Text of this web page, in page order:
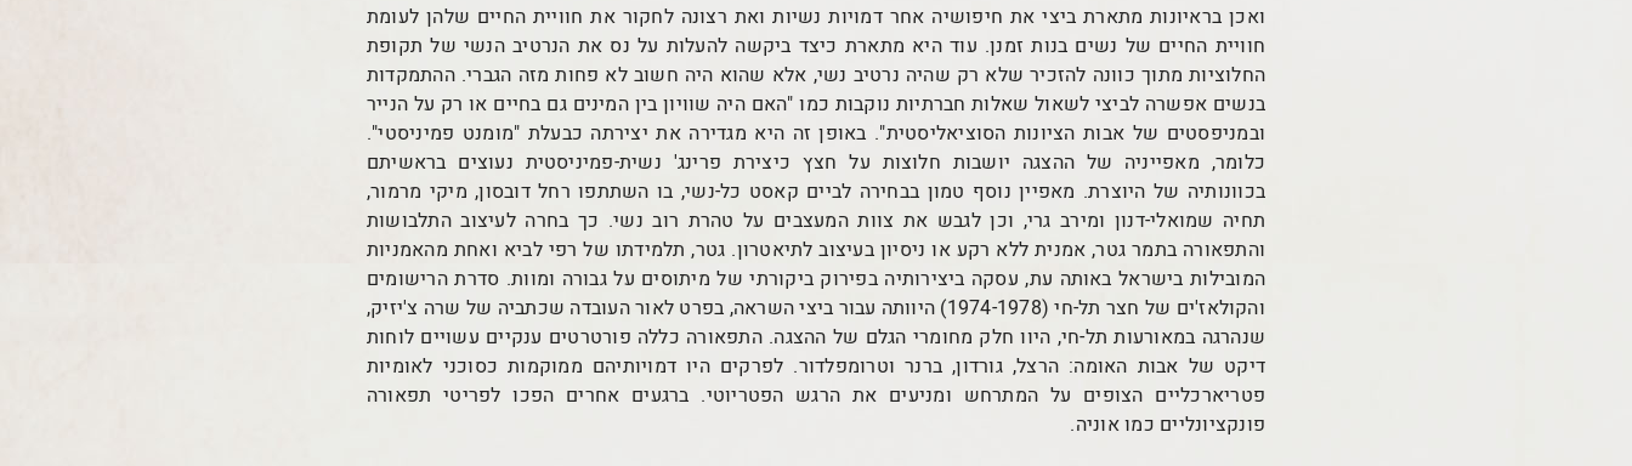
ואכן בראיונות מתארת ביצי את חיפושיה אחר דמויות נשיות ואת רצונה לחקור את חוויית החיים שלהן לעומת
חוויית החיים של נשים בנות זמנן. עוד היא מתארת כיצד ביקשה להעלות על נס את הנרטיב הנשי של תקופת
החלוציות מתוך כוונה להזכיר שלא רק שהיה נרטיב נשי, אלא שהוא היה חשוב לא פחות מזה הגברי. ההתמקדות
בנשים אפשרה לביצי לשאול שאלות חברתיות נוקבות כמו "האם היה שוויון בין המינים גם בחיים או רק על הנייר
ובמניפסטים של אבות הציונות הסוציאליסטית". באופן זה היא מגדירה את יצירתה כבעלת "מומנט פמיניסטי".
כלומר, מאפייניה של ההצגה יושבות חלוצות על חצץ כיצירת פרינג' נשית-פמיניסטית נעוצים בראשיתם
בכוונותיה של היוצרת. מאפיין נוסף טמון בבחירה לביים קאסט כל-נשי, בו השתתפו רחל דובסון, מיקי מרמור,
תחיה שמואלי-דנון ומירב גרי, וכן לגבש את צוות המעצבים על טהרת רוב נשי. כך בחרה לעיצוב התלבושות
והתפאורה בתמר גטר, אמנית ללא רקע או ניסיון בעיצוב לתיאטרון. גטר, תלמידתו של רפי לביא ואחת מהאמניות
המובילות בישראל באותה עת, עסקה ביצירותיה בפירוק ביקורתי של מיתוסים על גבורה ומוות. סדרת הרישומים
והקולאז'ים של חצר תל-חי (1974-1978) היוותה עבור ביצי השראה, בפרט לאור העובדה שכתביה של שרה צ'יזיק,
שנהרגה במאורעות תל-חי, היוו חלק מחומרי הגלם של ההצגה. התפאורה כללה פורטרטים ענקיים עשויים לוחות
דיקט של אבות האומה: הרצל, גורדון, ברנר וטרומפלדור. לפרקים היו דמויותיהם ממוקמות כסוכני לאומיות
פטריארכליים הצופים על המתרחש ומניעים את הרגש הפטריוטי. ברגעים אחרים הפכו לפריטי תפאורה
פונקציונליים כמו אוניה.